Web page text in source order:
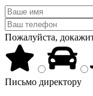
Пожалуйста,
Письмо директору